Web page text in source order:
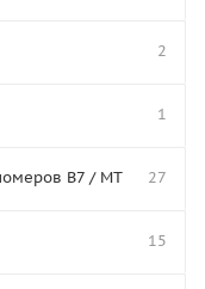
2
1
В7 / МТ 27
15